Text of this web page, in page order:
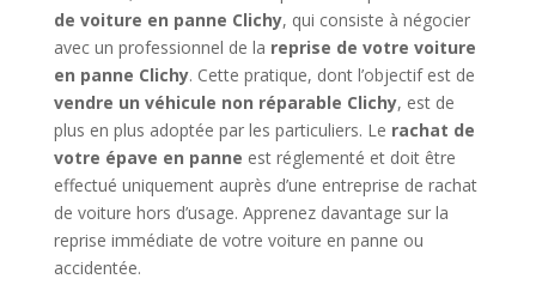
de voiture en panne Clichy, qui consiste à négocier
avec un professionnel de la reprise de votre voiture
en panne Clichy. Cette pratique, dont l’objectif est de
vendre un véhicule non réparable Clichy, est de
plus en plus adoptée par les particuliers. Le rachat de
votre épave en panne est réglementé et doit être
effectué uniquement auprès d’une entreprise de rachat
de voiture hors d’usage. Apprenez davantage sur la
reprise immédiate de votre voiture en panne ou
accidentée.